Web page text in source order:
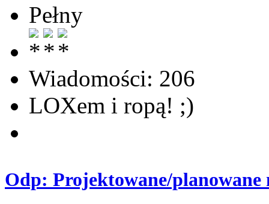
Pełny
Wiadomości: 206
LOXem i ropą! ;)
Odp: Projektowane/